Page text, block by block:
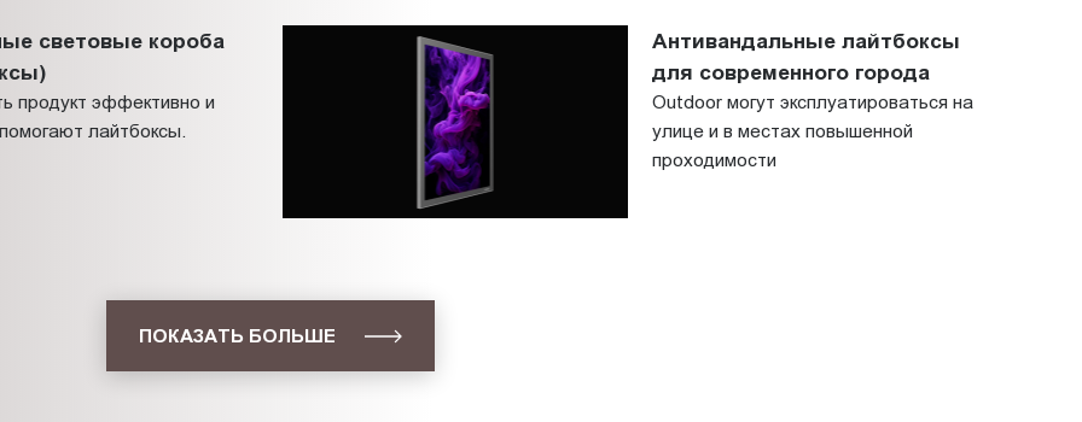
световые короба
продукт эффективно и
лайтбоксы.
Антивандальные лайтбоксы
для современного города
Outdoor могут эксплуатироваться на
улице и в местах повышенной
проходимости
ПОКАЗАТЬ БОЛЬШЕ